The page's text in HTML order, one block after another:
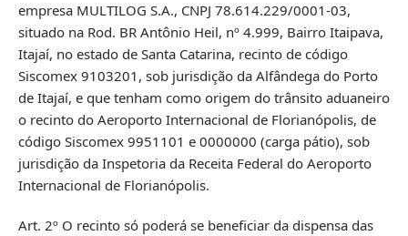
empresa MULTILOG S.A., CNPJ 78.614.229/0001-03,
situado na Rod. BR Antônio Heil, nº 4.999, Bairro Itaipava,
Itajaí, no estado de Santa Catarina, recinto de código
Siscomex 9103201, sob jurisdição da Alfândega do Porto
de Itajaí, e que tenham como origem do trânsito aduaneiro
o recinto do Aeroporto Internacional de Florianópolis, de
código Siscomex 9951101 e 0000000 (carga pátio), sob
jurisdição da Inspetoria da Receita Federal do Aeroporto
Internacional de Florianópolis.
Art. 2º O recinto só poderá se beneficiar da dispensa das